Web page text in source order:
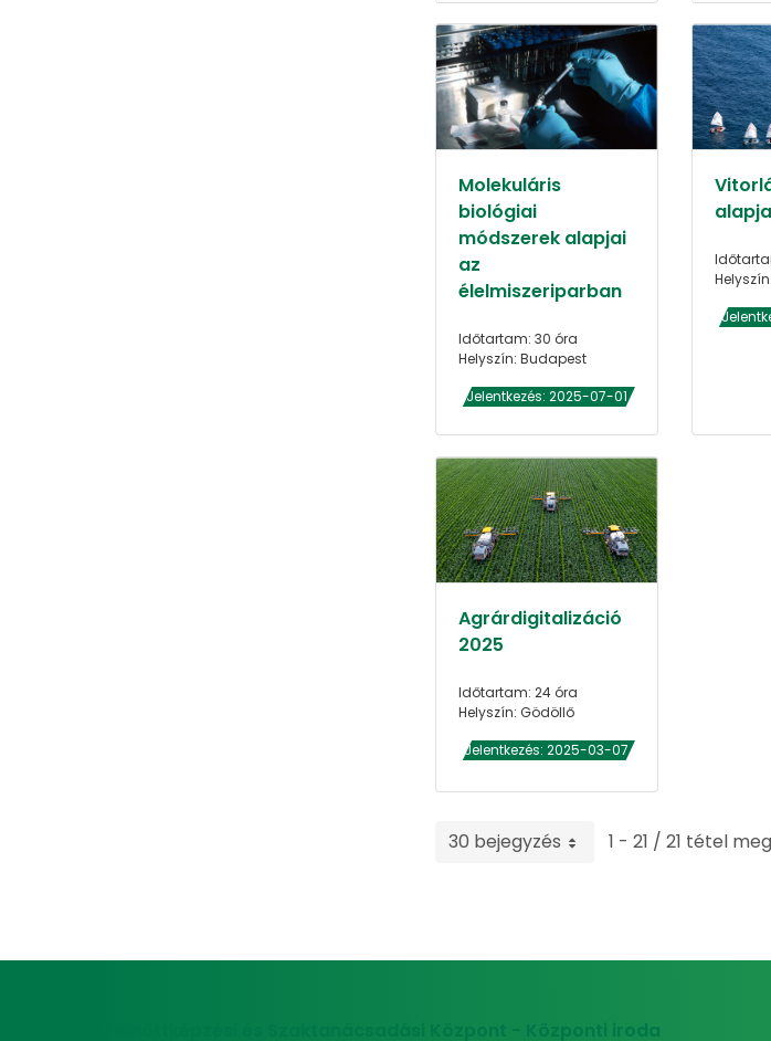
Molekuláris
biológiai
módszerek alapjai
az
élelmiszeriparban
Időtartam: 30 óra
Helyszín: Budapest
Jelentkezés: 2025-07-01
Agrárdigitalizáció
2025
Időtartam: 24 óra
Helyszín: Gödöllő
Jelentkezés: 2025-03-07
30 bejegyzés 1 - 21 / 21 tétel